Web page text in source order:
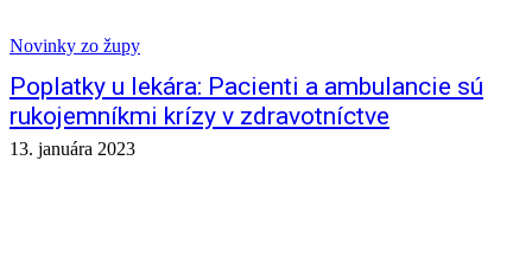
Novinky zo župy
Poplatky u lekára: Pacienti a ambulancie sú
rukojemníkmi krízy v zdravotníctve
13. januára 2023